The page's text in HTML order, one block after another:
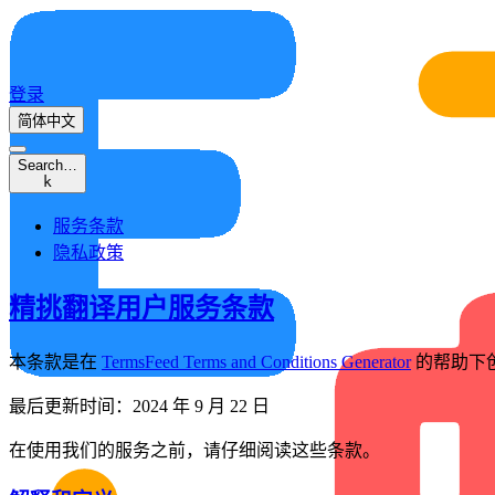
登录
简体中文
Search…
k
服务条款
隐私政策
精挑翻译用户服务条款
本条款是在 TermsFeed Terms and Conditions Generator的帮助下
最后更新时间：2024 年 9 月 22 日
在使用我们的服务之前，请仔细阅读这些条款。